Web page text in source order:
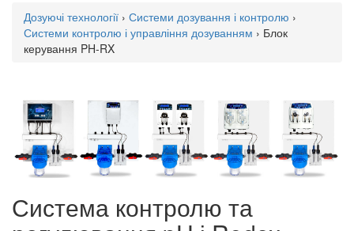
Дозуючі технології › Системи дозування і контролю ›
Системи контролю і управління дозуванням › Блок
керування PH-RX
Система контролю та